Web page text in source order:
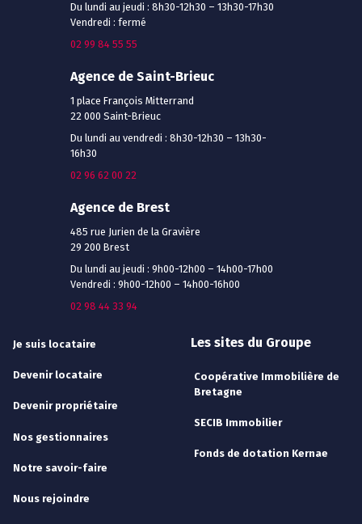
Du lundi au jeudi : 8h30-12h30 – 13h30-17h30
Vendredi : fermé
02 99 84 55 55
Agence de Saint-Brieuc
1 place François Mitterrand
22 000 Saint-Brieuc
Du lundi au vendredi : 8h30-12h30 – 13h30-
16h30
02 96 62 00 22
Agence de Brest
485 rue Jurien de la Gravière
29 200 Brest
Du lundi au jeudi : 9h00-12h00 – 14h00-17h00
Vendredi : 9h00-12h00 – 14h00-16h00
02 98 44 33 94
Je suis locataire
Devenir locataire
Devenir propriétaire
Nos gestionnaires
Notre savoir-faire
Nous rejoindre
Les sites du Groupe
Coopérative Immobilière de
Bretagne
SECIB Immobilier
Fonds de dotation Kernae